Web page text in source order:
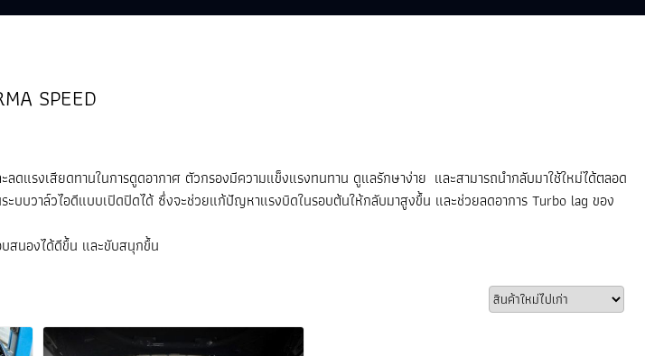
SPEED
รงเสียดทานในการดูดอากาศ ตัวกรองมีความแข็งแรงทนทาน ดูแลรักษาง่าย และสามารถนำกลับมาใช้ใหม่ได้ตลอด
วาล์วไอดีแบบเปิดปิดได้ ซึ่งจะช่วยแก้ปัญหาแรงบิดในรอบต้นให้กลับมาสูงขึ้น และช่วยลดอาการ Turbo lag ของ
บสนองได้ดีขึ้น และขับสนุกขึ้น